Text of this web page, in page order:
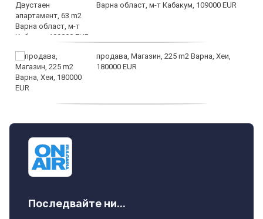
Варна област, м-т Кабакум, 109000 EUR
продава, Магазин, 225 m2 Варна, Хеи,
180000 EUR
Последвайте ни...